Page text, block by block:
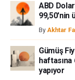
ABD
99,50'nin
By Akhtar
Gümüş
haftasına
yapıyor